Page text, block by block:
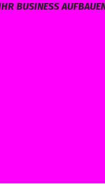
BUSINESS